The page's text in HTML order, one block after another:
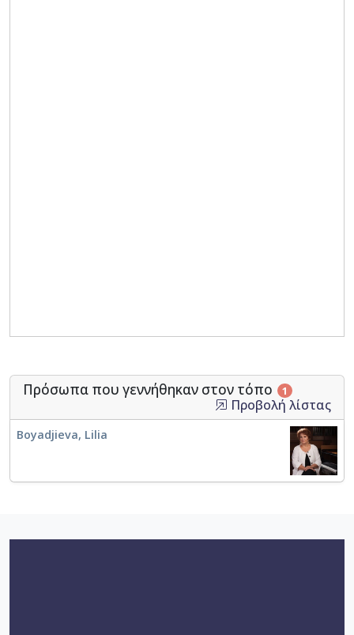
Πρόσωπα που γεννήθηκαν στον τόπο 1
Προβολή λίστας
Boyadjieva, Lilia